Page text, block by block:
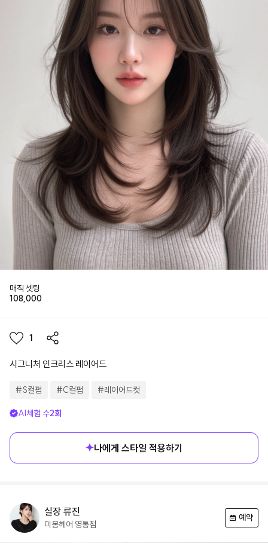
매직 셋팅
108,000
1
시그니처 인크리스 레이어드
#S컬펌 #C컬펌 #레이어드컷
AI체험 수2회
나에게 스타일 적용하기
실장 류진
미봉헤어 영통점
예약